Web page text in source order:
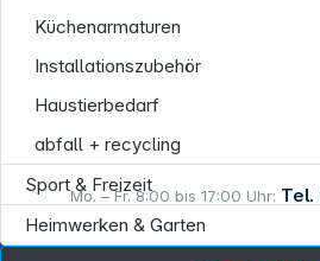
Mo. – Fr. 8:00 bis 17:00 Uhr: Tel.
Küchenarmaturen
Installationszubehör
Haustierbedarf
abfall + recycling
Sport & Freizeit
Heimwerken & Garten